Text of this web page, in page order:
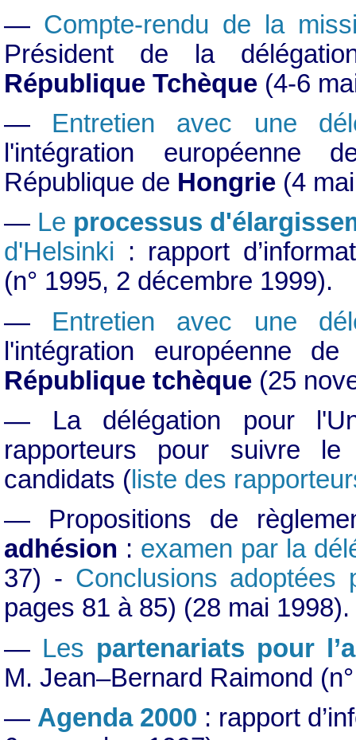
— Compte-rendu de la
Président de la
République Tchèque (4-6
— Entretien avec une
l'intégration européenne
République de Hongrie (4
— Le processus
d'Helsinki : rapport
(n° 1995, 2 décembre 1999).
— Entretien avec une
l'intégration européenne
République tchèque (25
— La délégation pour
rapporteurs pour suivre
candidats ( liste des
— Propositions de
adhésion : examen par la
37) - Conclusions adoptées
pages 81 à 85) (28 mai 1998).
— Les partenariats pour
M. Jean–Bernard Raimond
— Agenda 2000 : rapport